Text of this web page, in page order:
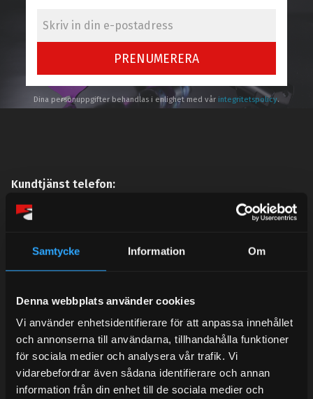
Samtycke Information Om
Denna webbplats använder cookies
Vi använder enhetsidentifierare för att anpassa innehållet
och annonserna till användarna, tillhandahålla funktioner
för sociala medier och analysera vår trafik. Vi
vidarebefordrar även sådana identifierare och annan
information från din enhet till de sociala medier och
PRENUMERERA
Dina personuppgifter behandlas i enlighet med vår integritetspolicy.
Kundtjänst telefon:
Semestertider.
under sommaren men med viss fördröjning. 2/7 -9/7 är
det helt stängt.
Tel:031- 51 66 60
E-post:info@streetperformance.se